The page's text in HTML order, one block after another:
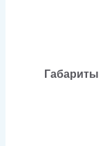
Габариты